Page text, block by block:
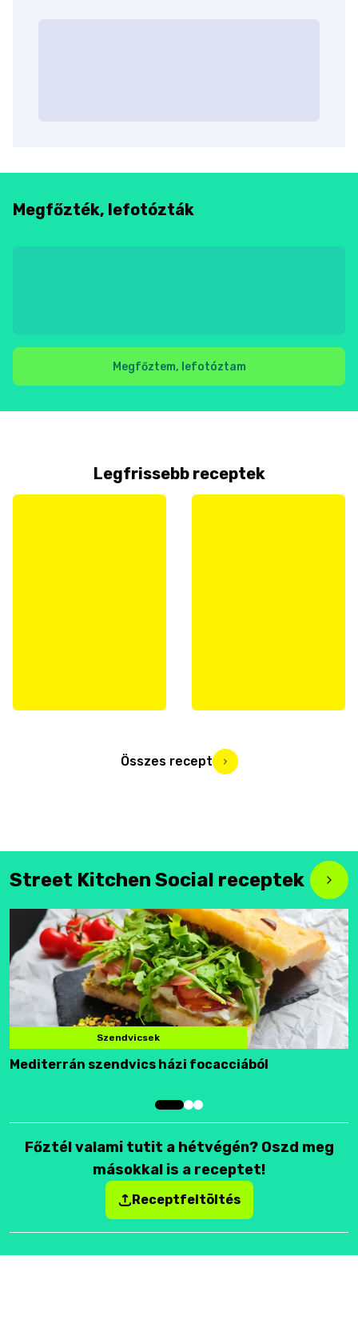
Megfőzték, lefotózták
Megfőztem, lefotóztam
Legfrissebb receptek
Összes recept
Street Kitchen Social receptek
Szendvicsek
Mediterrán szendvics házi focacciából
Főztél valami tutit a hétvégén? Oszd meg
másokkal is a receptet!
Receptfeltöltés